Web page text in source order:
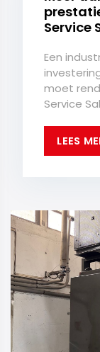
Service
Een
moet
Service
LEES